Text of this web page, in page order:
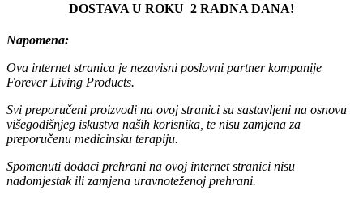
DOSTAVA U ROKU 2 RADNA DANA!
Napomena:
Ova internet stranica je nezavisni poslovni partner kompanije
Forever Living Products.
Svi preporučeni proizvodi na ovoj stranici su sastavljeni na osnovu
višegodišnjeg iskustva naših korisnika, te nisu zamjena za
preporučenu medicinsku terapiju.
Spomenuti dodaci prehrani na ovoj internet stranici nisu
nadomjestak ili zamjena uravnoteženoj prehrani.